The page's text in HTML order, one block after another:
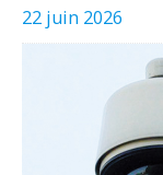
22 juin 2026